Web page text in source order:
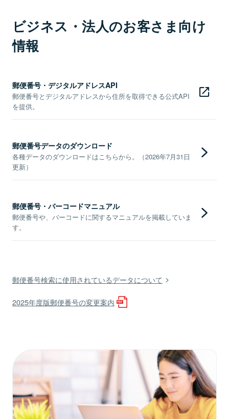
ビジネス・法人のお客さま向け
情報
郵便番号・デジタルアドレスAPI
郵便番号とデジタルアドレスから住所を取得できる公式API
を提供。
郵便番号データのダウンロード
各種データのダウンロードはこちらから。（2026年7月31日
更新）
郵便番号・バーコードマニュアル
郵便番号や、バーコードに関するマニュアルを掲載していま
す。
郵便番号検索に使用されているデータについて
2025年度版郵便番号の変更案内